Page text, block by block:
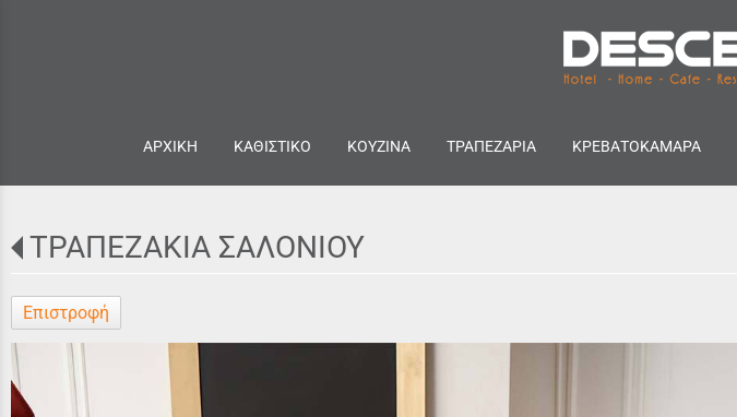
ΑΡΧΙΚΗ ΚΑΘΙΣΤΙΚΟ ΚΟΥΖΙΝΑ ΤΡΑΠΕΖΑΡΙΑ ΚΡΕΒΑΤΟΚΑΜΑΡΑ
ΤΡΑΠΕΖΑΚΙΑ ΣΑΛΟΝΙΟΥ
Επιστροφή